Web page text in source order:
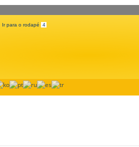
Ir para o rodapé 4